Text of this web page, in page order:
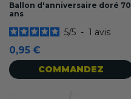
Ballon d'anniversaire doré 70
ans
5/5 - 1 avis
0,95 €
COMMANDEZ